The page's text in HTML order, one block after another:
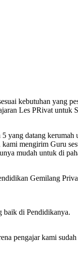
kebutuhan yang
Les PRivat untuk
yang datang kerumah
mengirim Guru
mudah untuk di
Gemilang
baik di Pendidikanya.
pengajar kami